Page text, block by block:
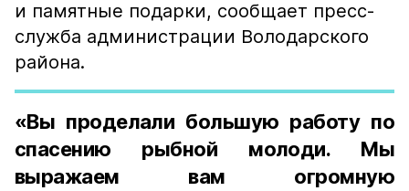
и памятные подарки, сообщает пресс-
служба администрации Володарского
района.
«Вы проделали большую работу по
спасению рыбной молоди. Мы
выражаем вам огромную